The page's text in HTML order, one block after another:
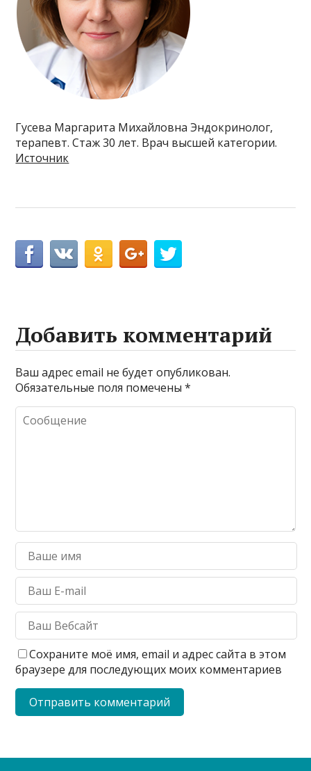
Гусева Маргарита Михайловна Эндокринолог,
терапевт. Стаж 30 лет. Врач высшей категории.
Источник
Добавить комментарий
Ваш адрес email не будет опубликован.
Обязательные поля помечены*
Сохраните моё имя, email и адрес сайта в этом
браузере для последующих моих комментариев